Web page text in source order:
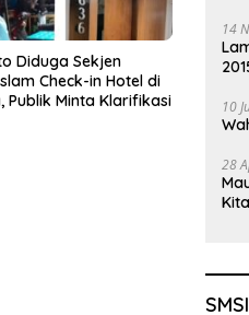
Diduga Sekjen
Check-in Hotel di
Publik Minta Klarifikasi
14
10
28
SMSI